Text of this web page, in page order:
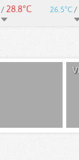
/ 28.8°C 26.5°C /